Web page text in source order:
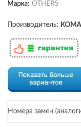
Марка: OTHERS
Производитель:
Номера замен